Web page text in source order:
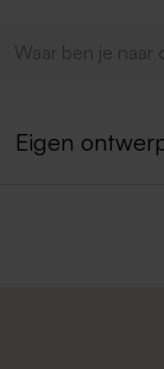
Eigen